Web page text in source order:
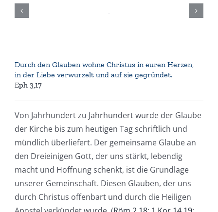
Durch den Glauben wohne Christus in euren Herzen,
in der Liebe verwurzelt und auf sie gegründet.
Eph 3,17
Von Jahrhundert zu Jahrhundert wurde der Glaube
der Kirche bis zum heutigen Tag schriftlich und
mündlich überliefert. Der gemeinsame Glaube an
den Dreieinigen Gott, der uns stärkt, lebendig
macht und Hoffnung schenkt, ist die Grundlage
unserer Gemeinschaft. Diesen Glauben, der uns
durch Christus offenbart und durch die Heiligen